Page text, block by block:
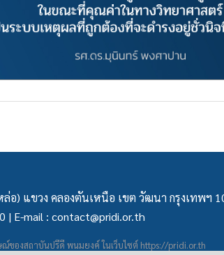
) แขวง คลองตันเหนือ เขต วัฒนา กรุงเทพฯ
| E-mail : contact@pridi.or.th
องสถาบันปรีดี พนมยงค์ ในเว็บไซต์ https://pridi.or.th